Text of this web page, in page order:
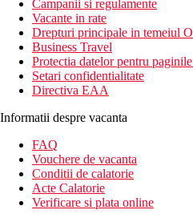
Campanii si regulamente
Vacante in rate
Drepturi principale in temeiul
Business Travel
Protectia datelor pentru
Setari confidentialitate
Directiva EAA
Informatii despre vacanta
FAQ
Vouchere de vacanta
Conditii de calatorie
Acte Calatorie
Verificare si plata online